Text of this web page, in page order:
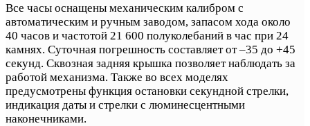
Все часы оснащены механическим калибром с
автоматическим и ручным заводом, запасом хода около
40 часов и частотой 21 600 полуколебаний в час при 24
камнях. Суточная погрешность составляет от –35 до +45
секунд. Сквозная задняя крышка позволяет наблюдать за
работой механизма. Также во всех моделях
предусмотрены функция остановки секундной стрелки,
индикация даты и стрелки с люминесцентными
наконечниками.